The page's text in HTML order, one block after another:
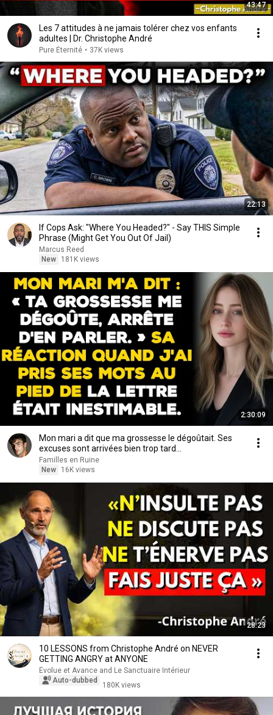
43:47
Les 7 attitudes à ne jamais tolérer chez vos enfants
adultes | Dr. Christophe André
Pure Éternité • 37K views
22:13
If Cops Ask: "Where You Headed?" - Say THIS Simple
Phrase (Might Get You Out Of Jail)
Marcus Reed
New
181K views
2:30:09
Mon mari a dit que ma grossesse le dégoûtait. Ses
excuses sont arrivées bien trop tard...
Familles en Ruine
New
16K views
28:23
10 LESSONS from Christophe André on NEVER
GETTING ANGRY at ANYONE
Évolue et Avance and Le Sanctuaire Intérieur
Auto-dubbed
180K views